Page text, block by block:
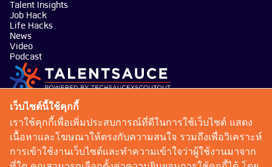
Talent Insights
Job Hack
Life Hacks
News
Video
Podcast
บริษัท เทคซอส มีเดีย จำกัด
101 ทรู ดิจิทัล พาร์ค อาคาร กริฟฟิน ชั้น 14 ห้อง 1401
ถนนสุขุมวิท แขวงบางจาก เขตพระโขนง กรุงเทพมหานคร
10260
talentsauce@techsauce.co
เว็บไซต์นี้ใช้คุกกี้
เราใช้คุกกี้เพื่อเพิ่มประสบการณ์ที่ดีในการใช้เว็บไซต์ แสดง
เนื้อหาและโฆษณาให้ตรงกับความสนใจ รวมถึงเพื่อวิเคราะห์
การเข้าใช้งานเว็บไซต์และทำความเข้าใจว่าผู้ใช้งานมาจาก